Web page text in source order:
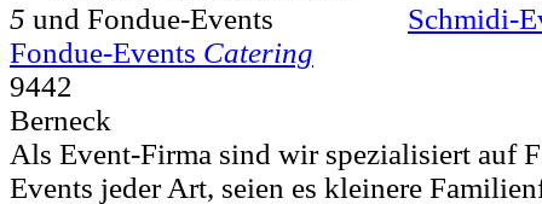
5
Schmidi-
Fondue-Events Catering
9442
Berneck
Als Event-Firma sind wir spezialisiert auf
Events jeder Art, seien es kleinere